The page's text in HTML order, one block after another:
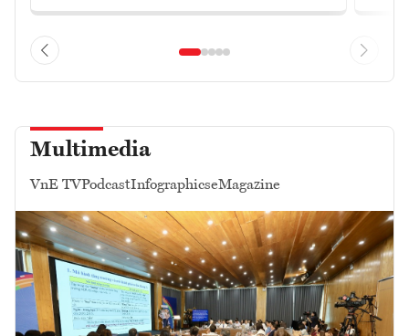
Multimedia
VnE TVPodcastInfographicseMagazine